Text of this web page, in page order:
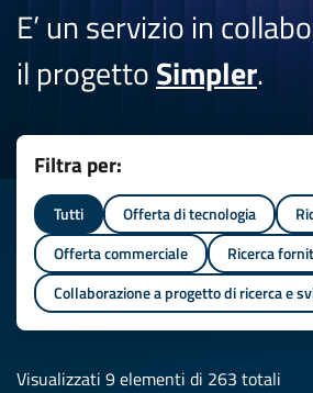
E’ un servizio in
il progettoSimpler.
Filtra per:
Tutti Offerta di tecnologia
Offerta commerciale
Ricerca
Collaborazione a progetto di ricerca e
Visualizzati 9 elementi di 263 totali